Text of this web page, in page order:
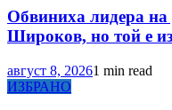
Обвиниха лидера
Широков, но той е
август 8, 20261 min read
ИЗБРАНО